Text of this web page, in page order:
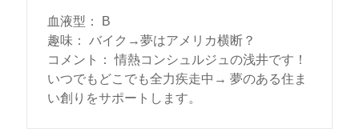
血液型 ：
B
趣味 ：
バイク→夢はアメリカ横断？
コメント
： 情熱コンシュルジュの浅井です！
いつでもどこでも全力疾走中→ 夢のある住ま
い創りをサポートします。